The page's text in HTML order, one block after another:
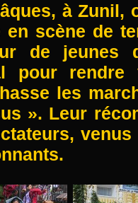
à Zunil,
en scène de
de jeunes
pour rendre
les
». Leur